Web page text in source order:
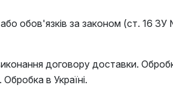
обов'язків за законом (ст. 16
договору доставки.
в Україні.